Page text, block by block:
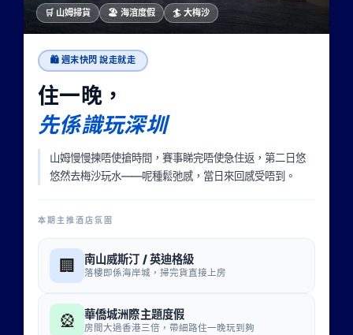
🛒 山姆掃貨 🏖 海濱度假 🏄 大梅沙
🛍 週末快閃 說走就走
住一晚，
先係識玩深圳
山姆慢慢揀唔使搶時間，賽事睇完唔使急住返，第二日悠
悠然去梅沙玩水——呢種鬆弛感，當日來回感受唔到。
本期主推酒店氛圍
🏢 南山威斯汀 / 英迪格級
落樓即係海岸城，掃完貨直接上房
🎡 華僑城洲際主題度假
房間大過香港三倍，帶細路住一晚玩到夠